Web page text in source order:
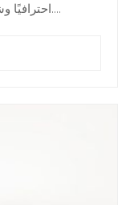
احترافيًا وشحنًا فوريًا باستخدام مخزون محدث دوريًا.